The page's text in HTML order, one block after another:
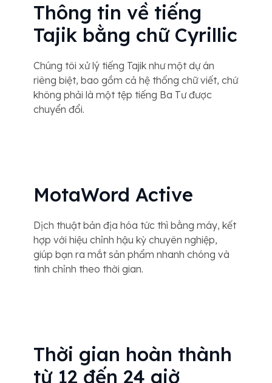
Thông tin về tiếng
Tajik bằng chữ Cyrillic
Chúng tôi xử lý tiếng Tajik như một dự án
riêng biệt, bao gồm cả hệ thống chữ viết, chứ
không phải là một tệp tiếng Ba Tư được
chuyển đổi.
MotaWord Active
Dịch thuật bản địa hóa tức thì bằng máy, kết
hợp với hiệu chỉnh hậu kỳ chuyên nghiệp,
giúp bạn ra mắt sản phẩm nhanh chóng và
tinh chỉnh theo thời gian.
Thời gian hoàn thành
từ 12 đến 24 giờ